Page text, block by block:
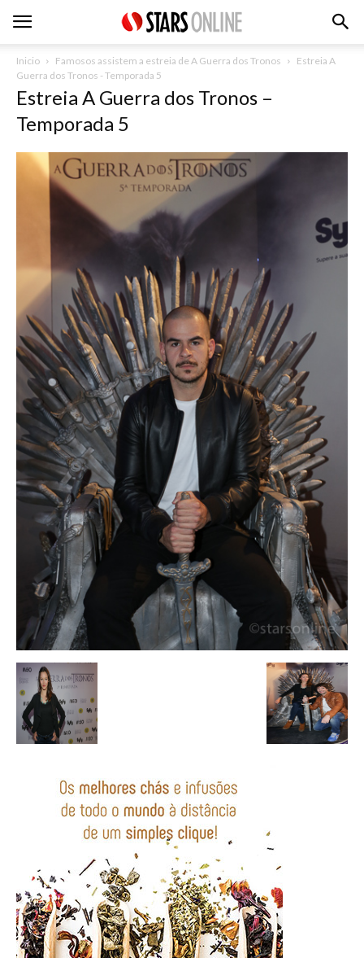
Inicio Famosos assistem a estreia de A Guerra dos Tronos
Estreia A
Guerra dos Tronos - Temporada 5
Estreia A Guerra dos Tronos –
Temporada 5